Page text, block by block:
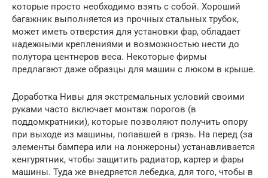
которые просто необходимо взять с собой. Хороший
багажник выполняется из прочных стальных трубок,
может иметь отверстия для установки фар, обладает
надежными креплениями и возможностью нести до
полутора центнеров веса. Некоторые фирмы
предлагают даже образцы для машин с люком в крыше.
Доработка Нивы для экстремальных условий своими
руками часто включает монтаж порогов (в
поддомкратники), которые позволяют получить опору
при выходе из машины, попавшей в грязь. На перед (за
элементы бампера или на лонжероны) устанавливается
кенгурятник, чтобы защитить радиатор, картер и фары
машины. Туда же внедряется лебедка, для того, чтобы в